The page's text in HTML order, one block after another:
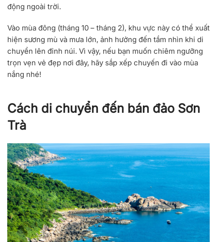
động ngoài trời.
Vào mùa đông (tháng 10 – tháng 2), khu vực này có thể xuất
hiện sương mù và mưa lớn, ảnh hưởng đến tầm nhìn khi di
chuyển lên đỉnh núi. Vì vậy, nếu bạn muốn chiêm ngưỡng
trọn vẹn vẻ đẹp nơi đây, hãy sắp xếp chuyến đi vào mùa
nắng nhé!
Cách di chuyển đến bán đảo Sơn
Trà